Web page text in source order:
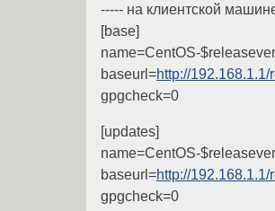
----- на клиентской
[base]
name=CentOS-
baseurl=http://192.168.1.1/
gpgcheck=0
[updates]
name=CentOS-
baseurl=http://
gpgcheck=0